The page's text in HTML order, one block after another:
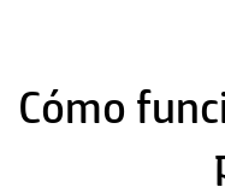
Cómo